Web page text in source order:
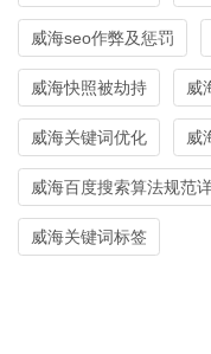
威海seo作弊及惩罚
威海快照被劫持 威
威海关键词优化 威
威海百度搜索算法规范
威海关键词标签